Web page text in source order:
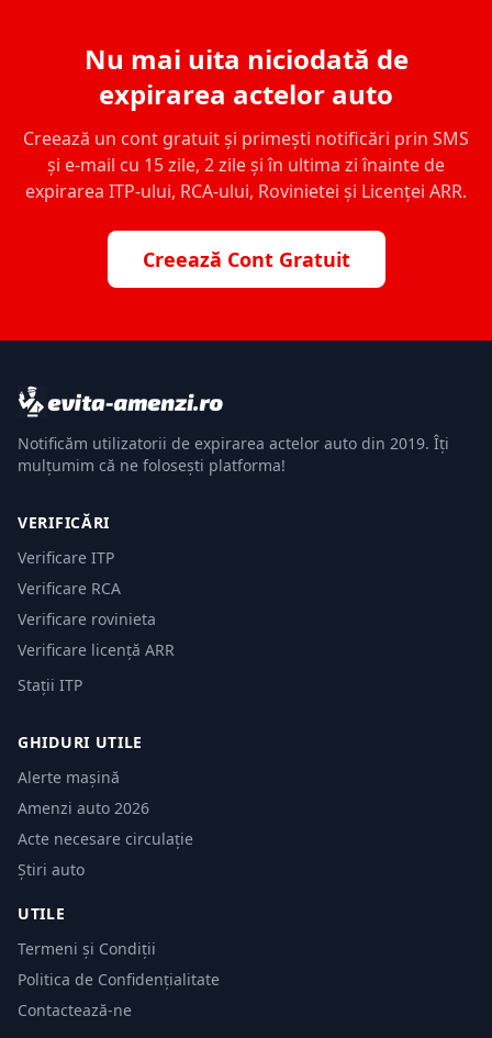
Nu mai uita niciodată de
expirarea actelor auto
Creează un cont gratuit și primești notificări prin SMS
și e-mail cu 15 zile, 2 zile și în ultima zi înainte de
expirarea ITP-ului, RCA-ului, Rovinietei și Licenței ARR.
Creează Cont Gratuit
Notificăm utilizatorii de expirarea actelor auto din 2019. Îți
mulțumim că ne folosești platforma!
VERIFICĂRI
Verificare ITP
Verificare RCA
Verificare rovinieta
Verificare licență ARR
Stații ITP
GHIDURI UTILE
Alerte mașină
Amenzi auto 2026
Acte necesare circulație
Știri auto
UTILE
Termeni și Condiții
Politica de Confidențialitate
Contactează-ne